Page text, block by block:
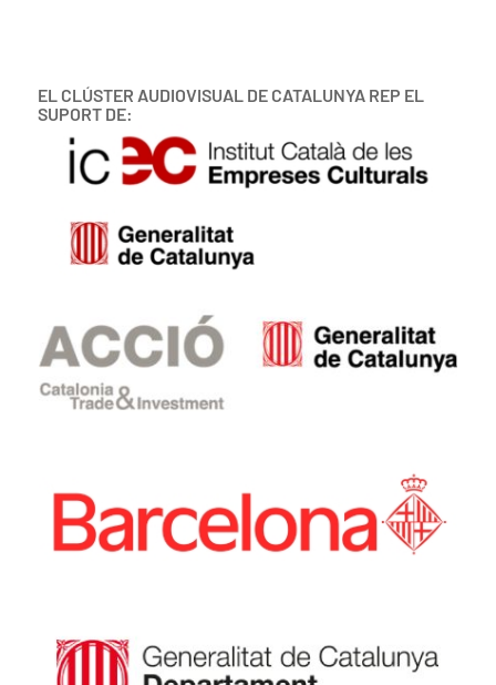
EL CLÚSTER AUDIOVISUAL DE CATALUNYA REP EL
SUPORT DE: